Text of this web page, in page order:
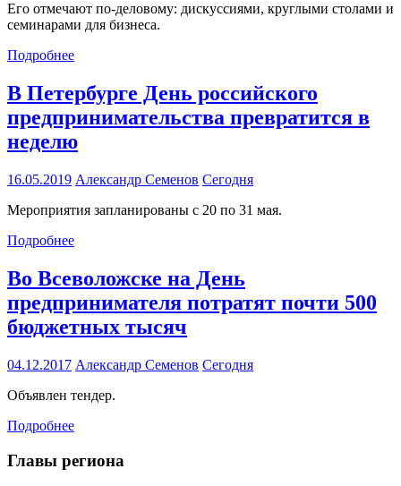
Его отмечают по-деловому: дискуссиями, круглыми столами и
семинарами для бизнеса.
Подробнее
В Петербурге День российского
предпринимательства превратится в
неделю
16.05.2019 Александр Семенов Сегодня
Мероприятия запланированы с 20 по 31 мая.
Подробнее
Во Всеволожске на День
предпринимателя потратят почти 500
бюджетных тысяч
04.12.2017 Александр Семенов Сегодня
Объявлен тендер.
Подробнее
Главы региона